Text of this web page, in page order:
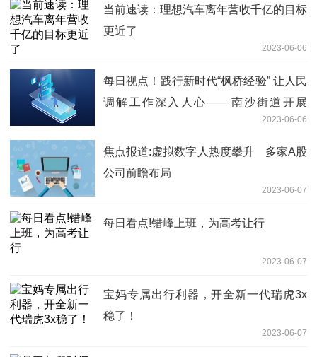
当前速读：理想汽车离年营收千亿的目标
更近了
2023-06-06
每日视点！践行新时代“枫桥经验” 让人民
调解工作深入人心——南沙街道开展
2023-06-06
焦点报道:虚拟数字人热度攀升 多家A股
公司前瞻布局
2023-06-07
每日看点!错峰上班，为高考让行
2023-06-07
宝妈专属出行利器，开全新一代瑞虎3x
稳了！
2023-06-07